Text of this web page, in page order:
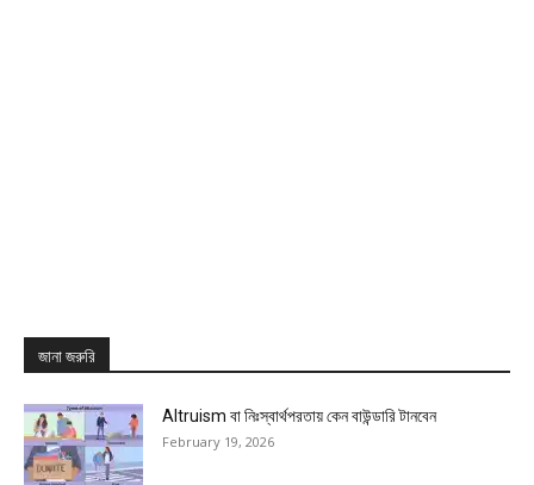
জানা জরুরি
Altruism বা নিঃস্বার্থপরতায় কেন বাউন্ডারি টানবেন
February 19, 2026